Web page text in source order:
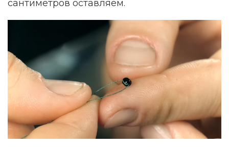
сантиметров оставляем.